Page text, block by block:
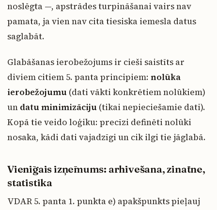
noslēgta —, apstrādes turpināšanai vairs nav
pamata, ja vien nav cita tiesiska iemesla datus
saglabāt.
Glabāšanas ierobežojums ir cieši saistīts ar
diviem citiem 5. panta principiem: nolūka
ierobežojumu (dati vākti konkrētiem nolūkiem)
un datu minimizāciju (tikai nepieciešamie dati).
Kopā tie veido loģiku: precīzi definēti nolūki
nosaka, kādi dati vajadzīgi un cik ilgi tie jāglabā.
Vienīgais izņēmums: arhivēšana, zinātne,
statistika
VDAR 5. panta 1. punkta e) apakšpunkts pieļauj